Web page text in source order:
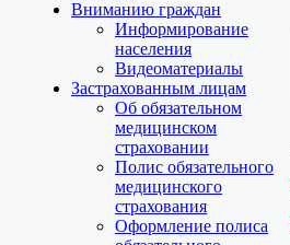
Вниманию граждан
Информирование
населения
Видеоматериалы
Застрахованным лицам
Об обязательном
медицинском
страховании
Полис обязательного
медицинского
страхования
Оформление полиса